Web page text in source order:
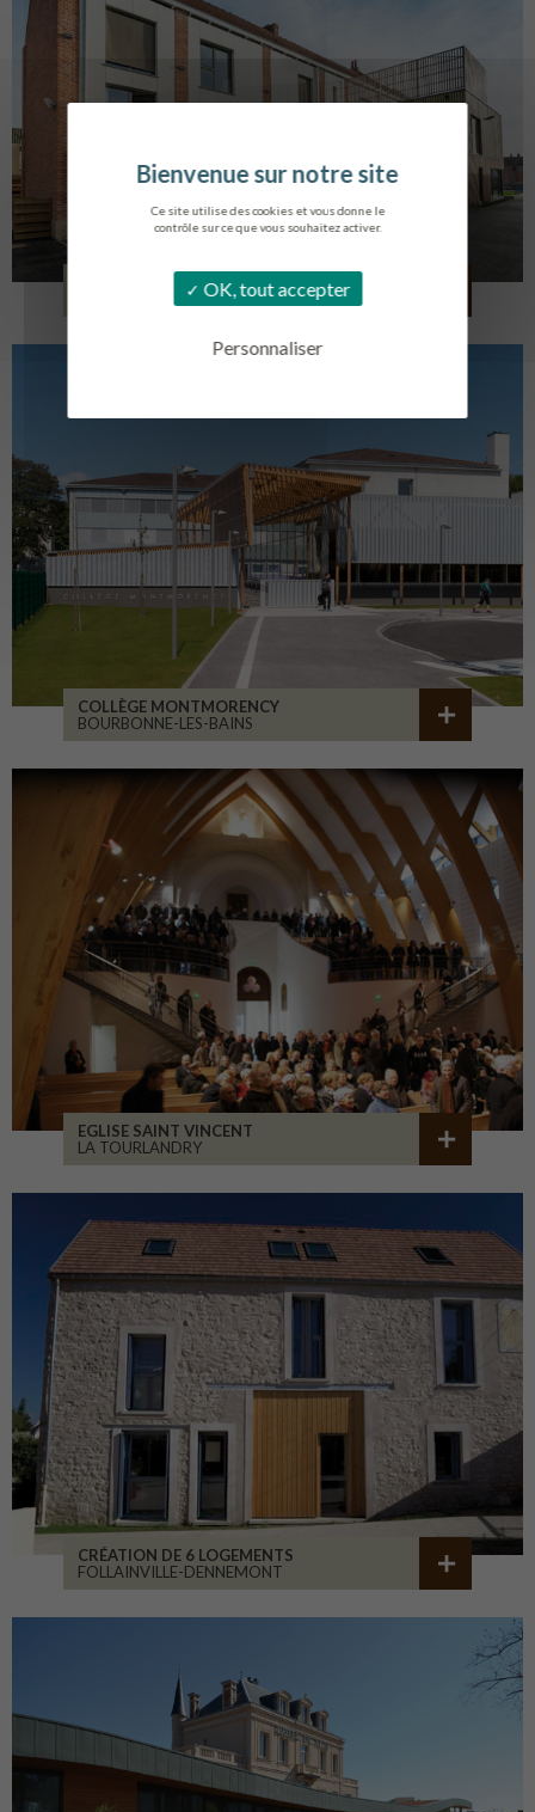
Ce site utilise des cookies et vous donne le
contrôle sur ce que vous souhaitez activer.
OK, tout accepter
Personnaliser
LOG. JEUNES TRAVAILLEURS
COLLÈGE MONTMORENCY
BOURBONNE-LES-BAINS
EGLISE SAINT VINCENT
LA TOURLANDRY
CRÉATION DE 6 LOGEMENTS
FOLLAINVILLE-DENNEMONT